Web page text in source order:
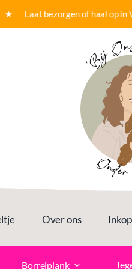
bezorgen of haal op in
Over ons
Borrelplank